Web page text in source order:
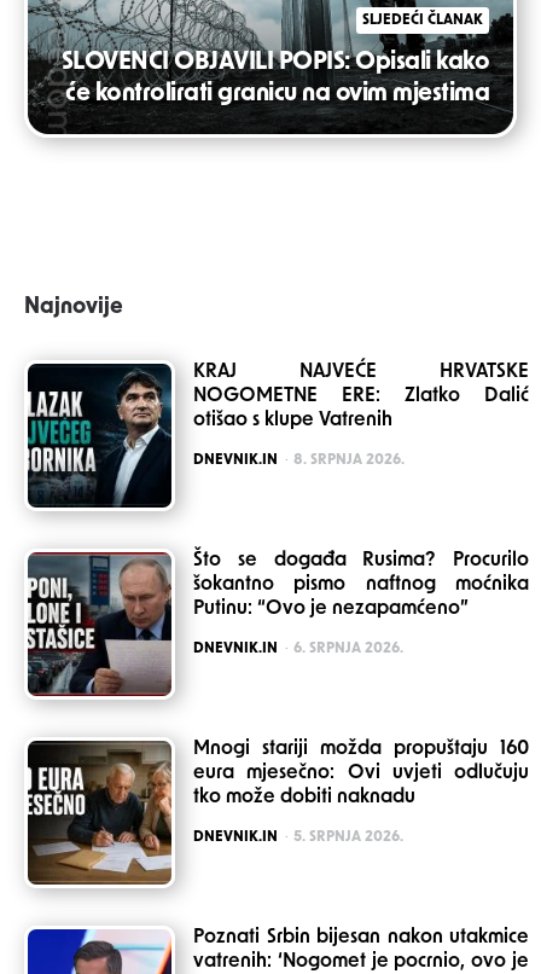
SLJEDEĆI ČLANAK
SLOVENCI OBJAVILI POPIS: Opisali kako
će kontrolirati granicu na ovim mjestima
Najnovije
KRAJ NAJVEĆE HRVATSKE
NOGOMETNE ERE: Zlatko Dalić
otišao s klupe Vatrenih
POSTED
DNEVNIK.IN 8. SRPNJA 2026.
Što se događa Rusima? Procurilo
šokantno pismo naftnog moćnika
Putinu: “Ovo je nezapamćeno”
POSTED
DNEVNIK.IN 6. SRPNJA 2026.
Mnogi stariji možda propuštaju 160
eura mjesečno: Ovi uvjeti odlučuju
tko može dobiti naknadu
POSTED
DNEVNIK.IN 5. SRPNJA 2026.
Poznati Srbin bijesan nakon utakmice
vatrenih: ‘Nogomet je pocrnio, ovo je